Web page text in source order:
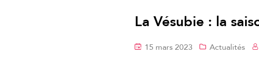
La Vésubie : la
15 mars 2023 Actualités